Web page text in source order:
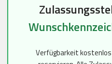
Verfügbarkeit